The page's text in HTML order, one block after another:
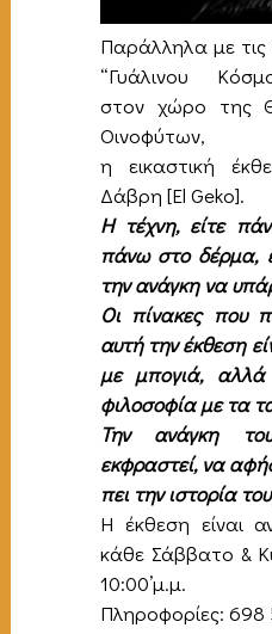
Παράλληλα με
“Γυάλινου
στον χώρο της
Οινοφύτων,
η εικαστική
Δάβρη [El Geko].
Η τέχνη, είτε
πάνω στο δέρμα,
την ανάγκη να
Οι πίνακες που
αυτή την έκθεση
με μπογιά, αλλά
φιλοσοφία με τα
Την ανάγκη
εκφραστεί, να
πει την ιστορία
Η έκθεση είναι
κάθε Σάββατο &
10:00’μ.μ.
Πληροφορίες: